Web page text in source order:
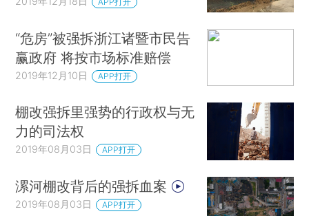
“危房”被强拆浙江诸暨市民告
赢政府 将按市场标准赔偿
2019年12月10日 APP打开
棚改强拆里强势的行政权与无
力的司法权
2019年08月03日 APP打开
漯河棚改背后的强拆血案
2019年08月03日 APP打开